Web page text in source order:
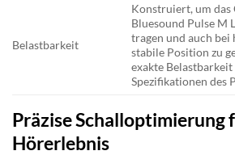
Belastbarkeit
Konstruiert, um das
Bluesound Pulse M
tragen und auch bei
stabile Position zu
exakte
Spezifikationen des
Präzise Schalloptimierung
Hörerlebnis